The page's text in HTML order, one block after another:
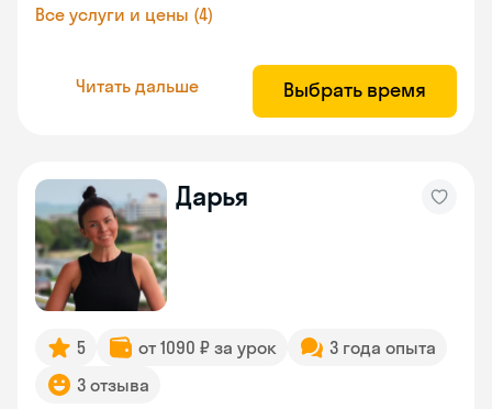
Все услуги и цены (4)
Читать дальше Выбрать время
Дарья
5 от 1090 ₽ за урок
3 года опыта
3 отзыва